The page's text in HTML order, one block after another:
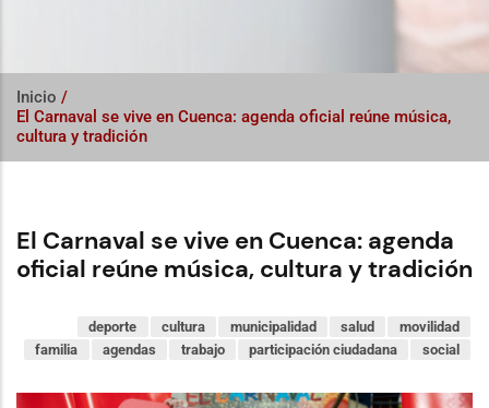
Inicio /
El Carnaval se vive en Cuenca: agenda oficial reúne música,
cultura y tradición
El Carnaval se vive en Cuenca: agenda
oficial reúne música, cultura y tradición
movilidad
salud
municipalidad
cultura
deporte
social
participación ciudadana
trabajo
agendas
familia